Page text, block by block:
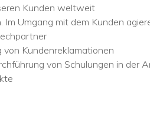
Kunden weltweit
Umgang mit dem Kunden
von Kundenreklamationen
von Schulungen in der